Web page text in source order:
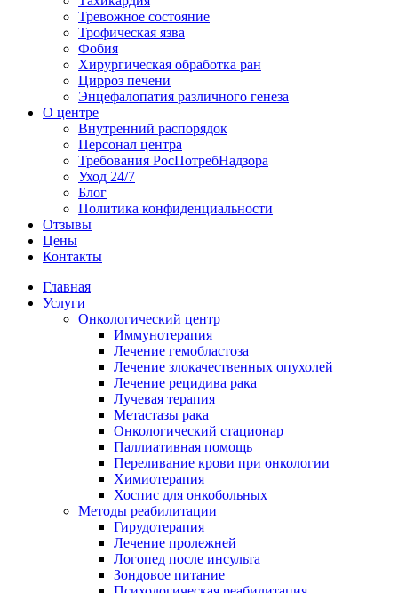
Тревожное состояние
Трофическая язва
Фобия
Хирургическая обработка ран
Цирроз печени
Энцефалопатия различного генеза
О центре
Внутренний распорядок
Персонал центра
Требования РосПотребНадзора
Уход 24/7
Блог
Политика конфиденциальности
Отзывы
Цены
Контакты
Главная
Услуги
Онкологический центр
Иммунотерапия
Лечение гемобластоза
Лечение злокачественных опухолей
Лечение рецидива рака
Лучевая терапия
Метастазы рака
Онкологический стационар
Паллиативная помощь
Переливание крови при онкологии
Химиотерапия
Хоспис для онкобольных
Методы реабилитации
Гирудотерапия
Лечение пролежней
Логопед после инсульта
Зондовое питание